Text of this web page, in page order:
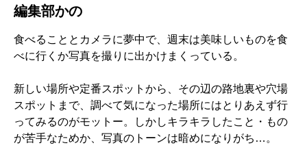
編集部かの
食べることとカメラに夢中で、週末は美味しいものを食
べに行くか写真を撮りに出かけまくっている。
新しい場所や定番スポットから、その辺の路地裏や穴場
スポットまで、調べて気になった場所にはとりあえず行
ってみるのがモットー。しかしキラキラしたこと・もの
が苦手なためか、写真のトーンは暗めになりがち…。